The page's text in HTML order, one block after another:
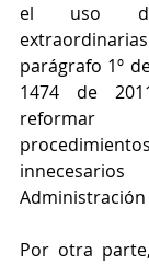
el uso
parágrafo 1º
1474 de
reformar
Administración
Por otra